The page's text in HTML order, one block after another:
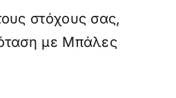
στόχους σας,
με Μπάλες